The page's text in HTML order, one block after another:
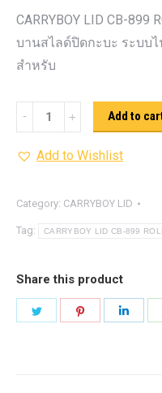
CARRYBOY LID CB-899
บานสไลด์ปิดกะบะ ระบบ
สำหรับ
CARRYBOY
LID
CB-
ROLLERLID
E
Add to
Add to Wishlist
Category: CARRYBOY LID
Tag: CARRYBOY LID CB-899
Share this product